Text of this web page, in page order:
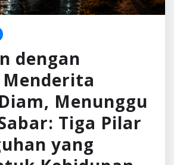
dengan
Menderita
Menunggu